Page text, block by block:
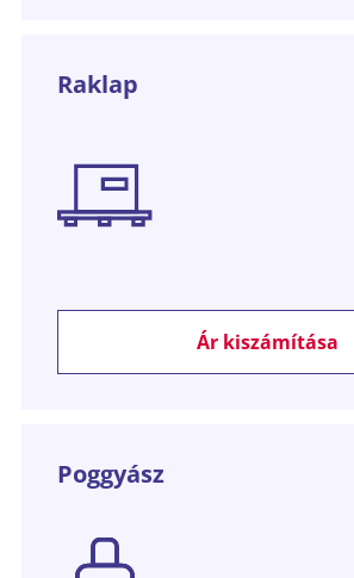
Raklap
Ár kiszámítása
Poggyász